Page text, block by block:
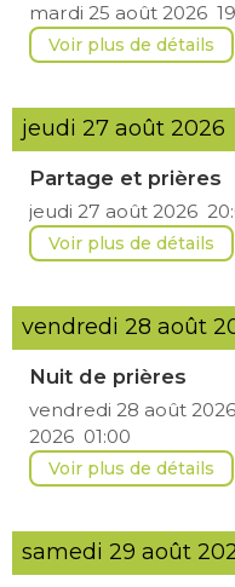
mardi 25 août 2026
Voir plus de détails
jeudi 27 août 2026
Partage et prières
jeudi 27 août 2026
Voir plus de détails
vendredi 28 août
Nuit de prières
vendredi 28 août 2026
2026 01:00
Voir plus de détails
samedi 29 août